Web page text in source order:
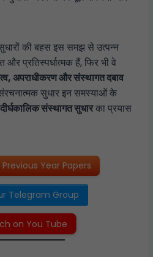
की बहस इस समझ से उत्पन्न
और प्रतिस्पर्धात्मक हैं, फिर भी वे
अपराधीकरण और संस्थागत दबाव
सुधार इन समस्याओं के
दीर्घकालिक संस्थागत सुधारका प्रयास
Year Papers
Telegram Group
on You Tube